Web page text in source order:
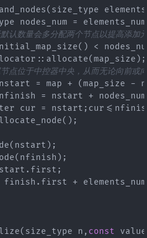
( size_type
nodes_num =
elements_num
认数量会多分配两个节点以提高添加
() <
:: allocate(map_size );
点位于中控器中央，从而无论向前或
nstart = map + (map_size -
nfinish = nstart +
nodes_num
cur = nstart ; cur <=
();
( nstart );
( nfinish );
start . first ;
finish . first +
elements_num
( size_type n , const